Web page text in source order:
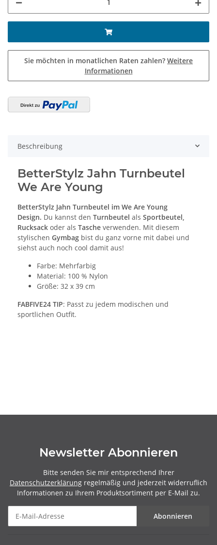
Sie möchten in monatlichen Raten zahlen? Weitere
Informationen
Beschreibung
BetterStylz Jahn Turnbeutel
We Are Young
BetterStylz Jahn Turnbeutel im We Are Young
Design. Du kannst den Turnbeutel als Sportbeutel,
Rucksack oder als Tasche verwenden. Mit diesem
stylischen Gymbag bist du ganz vorne mit dabei und
siehst auch noch cool damit aus!
Farbe: Mehrfarbig
Material: 100 % Nylon
Größe: 32 x 39 cm
FABFIVE24 TIP: Passt zu jedem modischen und
sportlichen Outfit.
Newsletter Abonnieren
Bitte senden Sie mir entsprechend Ihrer
Datenschutzerklärung regelmäßig und jederzeit widerruflich
Informationen zu Ihrem Produktsortiment per E-Mail zu.
Abonnieren